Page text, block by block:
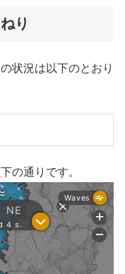
り
状況は以下のとおり
の通りです。